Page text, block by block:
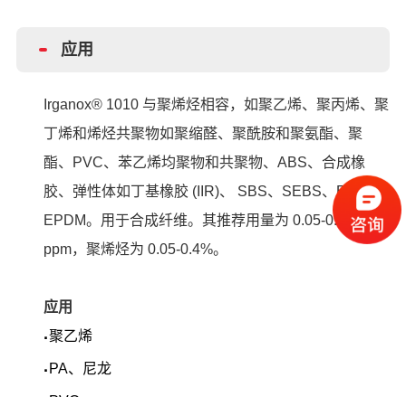
应用
Irganox® 1010 与聚烯烃相容，如聚乙烯、聚丙烯、聚
丁烯和烯烃共聚物如聚缩醛、聚酰胺和聚氨酯、聚
酯、PVC、苯乙烯均聚物和共聚物、ABS、合成橡
胶、弹性体如丁基橡胶 (IIR)、 SBS、SEBS、EPM 和
EPDM。用于合成纤维。其推荐用量为 0.05-0.1%
ppm，聚烯烃为 0.05-0.4%。
应用
·聚乙烯
· PA、尼龙